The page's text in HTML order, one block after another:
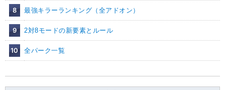
8 最強キラーランキング（全アドオン）
9 2対8モードの新要素とルール
10 全パーク一覧